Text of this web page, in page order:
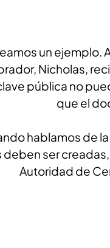
un ejemplo.
Nicholas,
pública no
que el
hablamos de
deben ser
Autoridad de